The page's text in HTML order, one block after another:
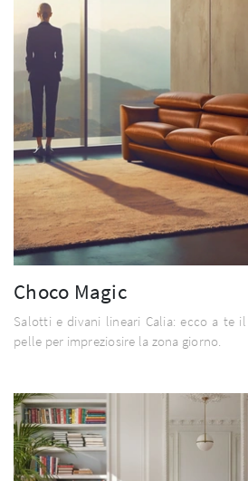
Choco Magic
Salotti e divani lineari Calia: ecco a te
pelle per impreziosire la zona giorno.